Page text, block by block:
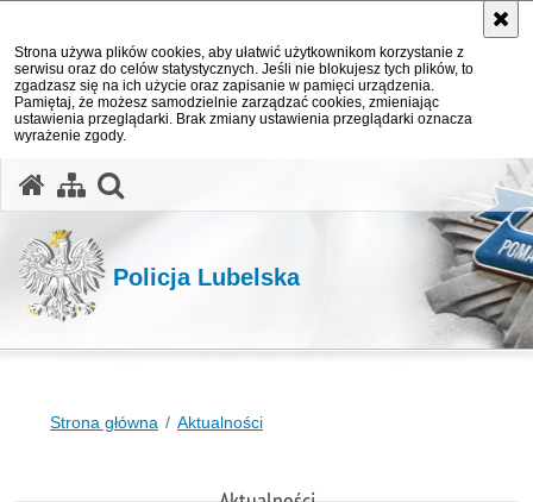
Strona używa plików cookies, aby ułatwić użytkownikom korzystanie z
serwisu oraz do celów statystycznych. Jeśli nie blokujesz tych plików, to
zgadzasz się na ich użycie oraz zapisanie w pamięci urządzenia.
Pamiętaj, że możesz samodzielnie zarządzać cookies, zmieniając
ustawienia przeglądarki. Brak zmiany ustawienia przeglądarki oznacza
wyrażenie zgody.
Policja Lubelska
Strona główna Aktualności